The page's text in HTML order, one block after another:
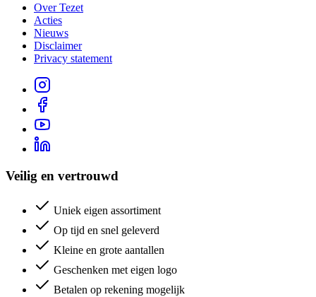
Over Tezet
Acties
Nieuws
Disclaimer
Privacy statement
Veilig en vertrouwd
Uniek eigen assortiment
Op tijd en snel geleverd
Kleine en grote aantallen
Geschenken met eigen logo
Betalen op rekening mogelijk